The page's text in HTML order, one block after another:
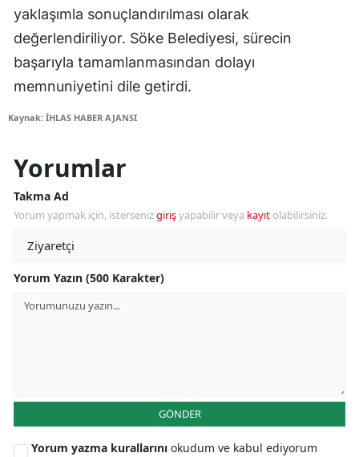
yaklaşımla sonuçlandırılması olarak
değerlendiriliyor. Söke Belediyesi, sürecin
başarıyla tamamlanmasından dolayı
memnuniyetini dile getirdi.
Kaynak: İHLAS HABER AJANSI
Yorumlar
Takma Ad
Yorum yapmak için, istersenizgirişyapabilir veya kayıt olabilirsiniz.
Yorum Yazın (500 Karakter)
GÖNDER
Yorum yazma kurallarını okudum ve kabul ediyorum